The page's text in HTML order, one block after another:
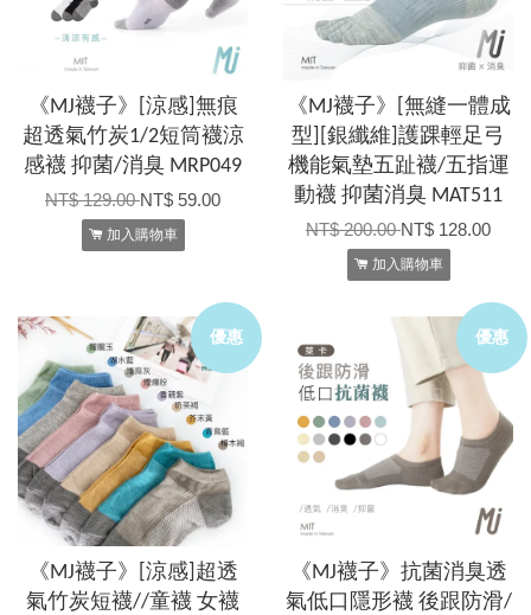
《MJ襪子》[涼感]無痕
超透氣竹炭1/2短筒襪涼
感襪 抑菌/消臭 MRP049
NT$ 129.00NT$ 59.00
加入購物車
《MJ襪子》[無縫一體成
型][銀纖維]護踝輕足弓
機能氣墊五趾襪/五指運
動襪 抑菌消臭 MAT511
NT$ 200.00NT$ 128.00
加入購物車
優惠
《MJ襪子》[涼感]超透
氣竹炭短襪//童襪 女襪
優惠
《MJ襪子》抗菌消臭透
氣低口隱形襪 後跟防滑/